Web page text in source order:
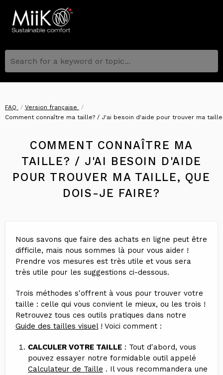
Search for a keyword or topic...
FAQ
Version française
Comment connaître ma taille? / J'ai besoin d'aide pour trouver ma
COMMENT CONNAÎTRE MA
TAILLE? / J'AI BESOIN D'AIDE
POUR TROUVER MA TAILLE, QUE
DOIS-JE FAIRE?
Nous savons que faire des achats en ligne peut être
difficile, mais nous sommes là pour vous aider !
Prendre vos mesures est très utile et vous sera
très utile pour les suggestions ci-dessous.
Trois méthodes s'offrent à vous pour trouver votre
taille : celle qui vous convient le mieux, ou les trois !
Retrouvez tous ces outils pratiques dans notre
Guide des tailles visuel! Voici comment :
CALCULER VOTRE TAILLE : Tout d'abord, vous
pouvez essayer notre formidable outil appelé
Calculateur de Taille . Il vous recommandera une